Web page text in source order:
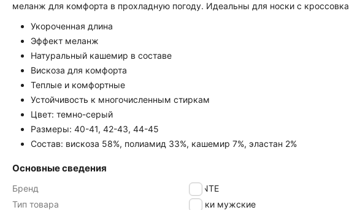
меланж для комфорта в прохладную погоду. Идеальны для носки с
Укороченная длина
Эффект меланж
Натуральный кашемир в составе
Вискоза для комфорта
Теплые и комфортные
Устойчивость к многочисленным стиркам
Цвет: темно-серый
Размеры: 40-41, 42-43, 44-45
Состав: вискоза 58%, полиамид 33%, кашемир 7%, эластан 2%
Основные сведения
Бренд
CONTE
Тип товара
Носки мужские